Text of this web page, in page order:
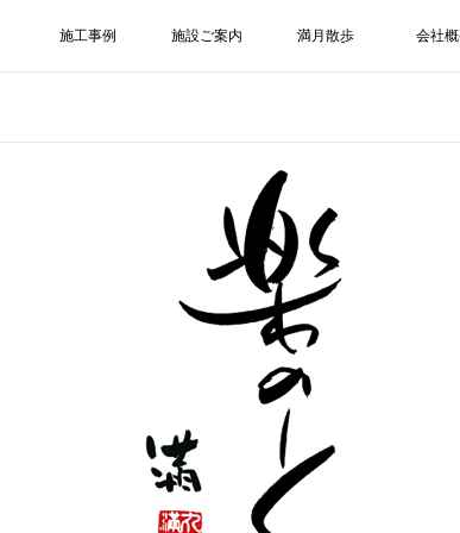
施工事例 施設ご案内 満月散歩 会社